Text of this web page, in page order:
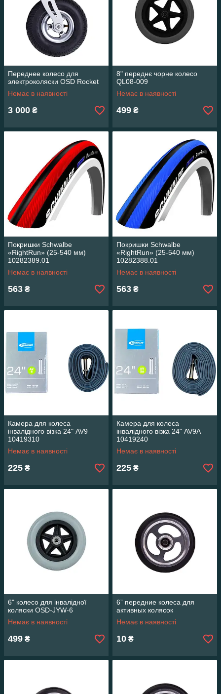
Переднее колесо для
электроколяски OSD Rocket
Немає в наявності
3 000 ₴
8" переднє чорне колесо
QL08-009
Немає в наявності
499 ₴
Покришки Schwalbe
«RightRun» (25-540 мм)
10282389.01
Немає в наявності
563 ₴
Покришки Schwalbe
«RightRun» (25-540 мм)
10282388.01
Немає в наявності
563 ₴
Камера для колеса
інвалідного візка 24" AV9
10419310
Немає в наявності
225 ₴
Камера для колеса
інвалідного візка 24" AV9A
10419240
Немає в наявності
225 ₴
6" колесо для інвалідної
коляски OSD-JYW-6
Немає в наявності
499 ₴
6” передние колеса для
активных колясок
Немає в наявності
10 ₴